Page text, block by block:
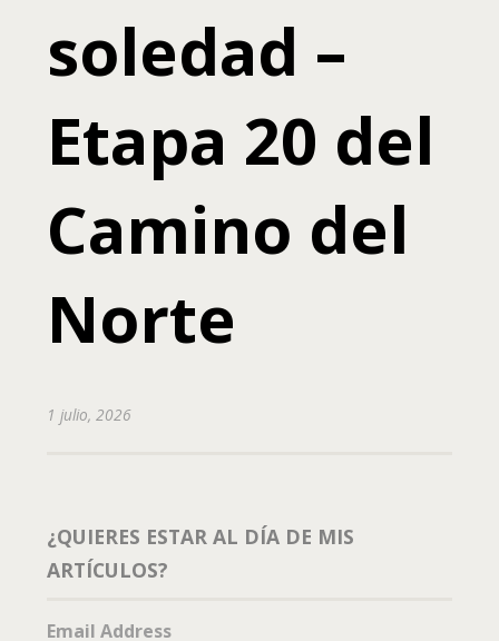
soledad –
Etapa 20 del
Camino del
Norte
1 julio, 2026
¿QUIERES ESTAR AL DÍA DE MIS
ARTÍCULOS?
Email Address